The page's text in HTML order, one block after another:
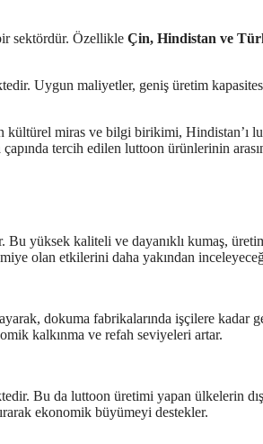
sektördür. Özellikle Çin, Hindistan ve
Uygun maliyetler, geniş üretim
kültürel miras ve bilgi birikimi, Hindistan’ı
tercih edilen luttoon ürünlerinin
yüksek kaliteli ve dayanıklı kumaş,
olan etkilerini daha yakından
dokuma fabrikalarında işçilere kadar
kalkınma ve refah seviyeleri artar.
Bu da luttoon üretimi yapan ülkelerin dış
ekonomik büyümeyi destekler.